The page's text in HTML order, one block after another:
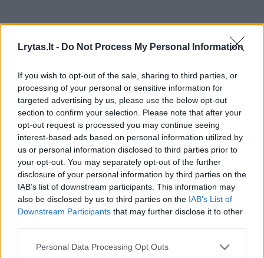
Lrytas.lt - Do Not Process My Personal Information
If you wish to opt-out of the sale, sharing to third parties, or
processing of your personal or sensitive information for
targeted advertising by us, please use the below opt-out
section to confirm your selection. Please note that after your
opt-out request is processed you may continue seeing
interest-based ads based on personal information utilized by
us or personal information disclosed to third parties prior to
your opt-out. You may separately opt-out of the further
disclosure of your personal information by third parties on the
IAB’s list of downstream participants. This information may
also be disclosed by us to third parties on the IAB’s List of
Downstream Participants that may further disclose it to other
Personal Data Processing Opt Outs